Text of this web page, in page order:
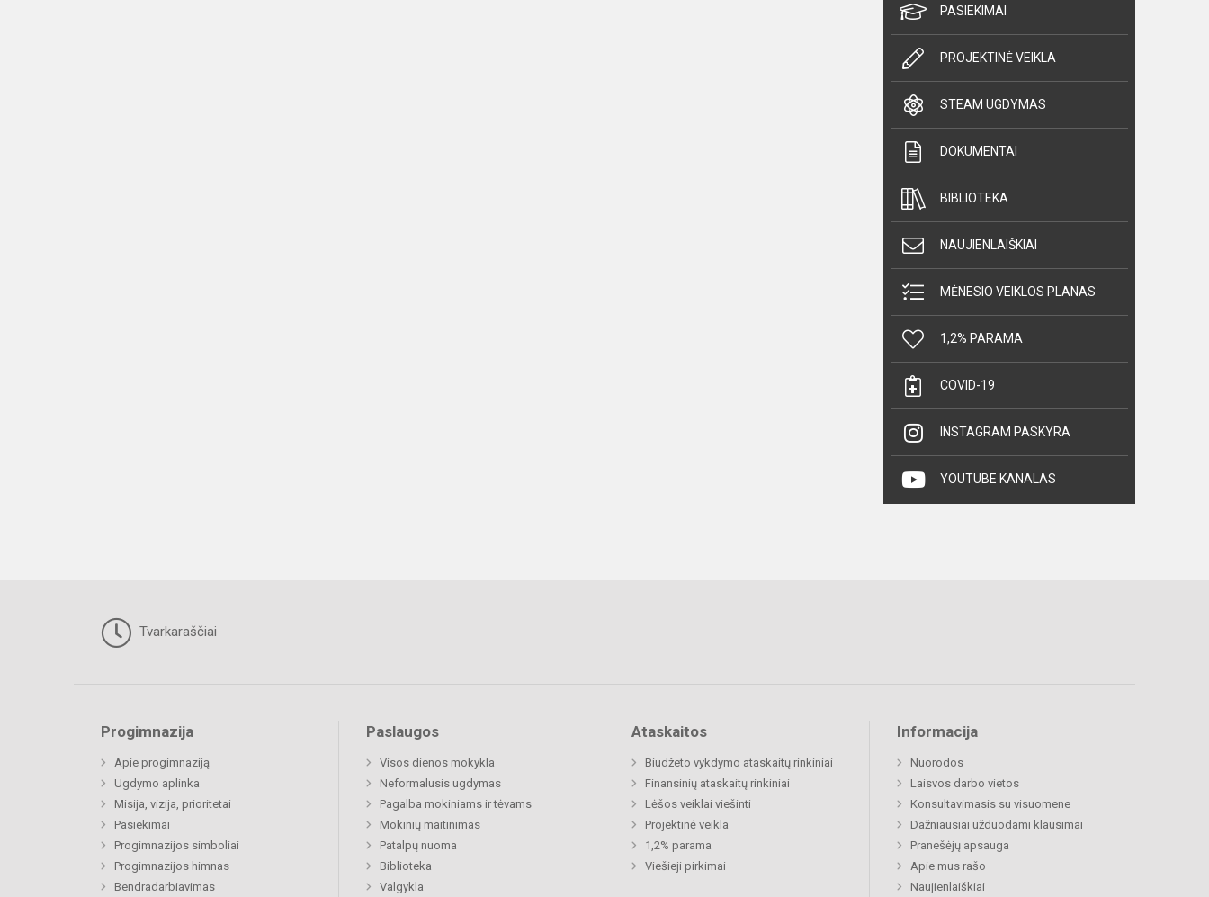
PASIEKIMAI
PROJEKTINĖ VEIKLA
STEAM UGDYMAS
DOKUMENTAI
BIBLIOTEKA
NAUJIENLAIŠKIAI
MĖNESIO VEIKLOS PLANAS
1,2% PARAMA
COVID-19
INSTAGRAM PASKYRA
YOUTUBE KANALAS
Tvarkaraščiai
Progimnazija
Apie progimnaziją
Ugdymo aplinka
Misija, vizija, prioritetai
Pasiekimai
Progimnazijos simboliai
Progimnazijos himnas
Bendradarbiavimas
Paslaugos
Visos dienos mokykla
Neformalusis ugdymas
Pagalba mokiniams ir tėvams
Mokinių maitinimas
Patalpų nuoma
Biblioteka
Valgykla
Ataskaitos
Biudžeto vykdymo ataskaitų rinkiniai
Finansinių ataskaitų rinkiniai
Lėšos veiklai viešinti
Projektinė veikla
1,2% parama
Viešieji pirkimai
Informacija
Nuorodos
Laisvos darbo vietos
Konsultavimasis su visuomene
Dažniausiai užduodami klausimai
Pranešėjų apsauga
Apie mus rašo
Naujienlaiškiai